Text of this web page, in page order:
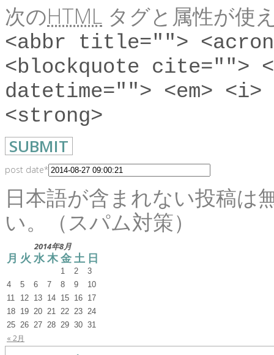
次のHTML タグと属性が使
<abbr title="">
<blockquote cite="">
datetime=""> <em>
<strong>
post date*
日本語が含まれない投稿は
い。（スパム対策）
2014年8月
月 火 水木金 土 日
« 2月
1 2
3
4
5 6 7 8 9
10
11
12 13 14 15 16 17
18 19 20 21 22 23 24
25 26 27 28 29 30 31